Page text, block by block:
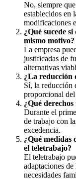
No, siempre
establecidos en
modificaciones
¿Qué sucede
mismo motivo?
La empresa
justificadas de
alternativas
¿La reducción
Sí, la reducción
proporcional del
¿Qué
Durante el
de trabajo con
excedencia.
¿Qué medidas
el teletrabajo?
El teletrabajo
adaptaciones
necesidades